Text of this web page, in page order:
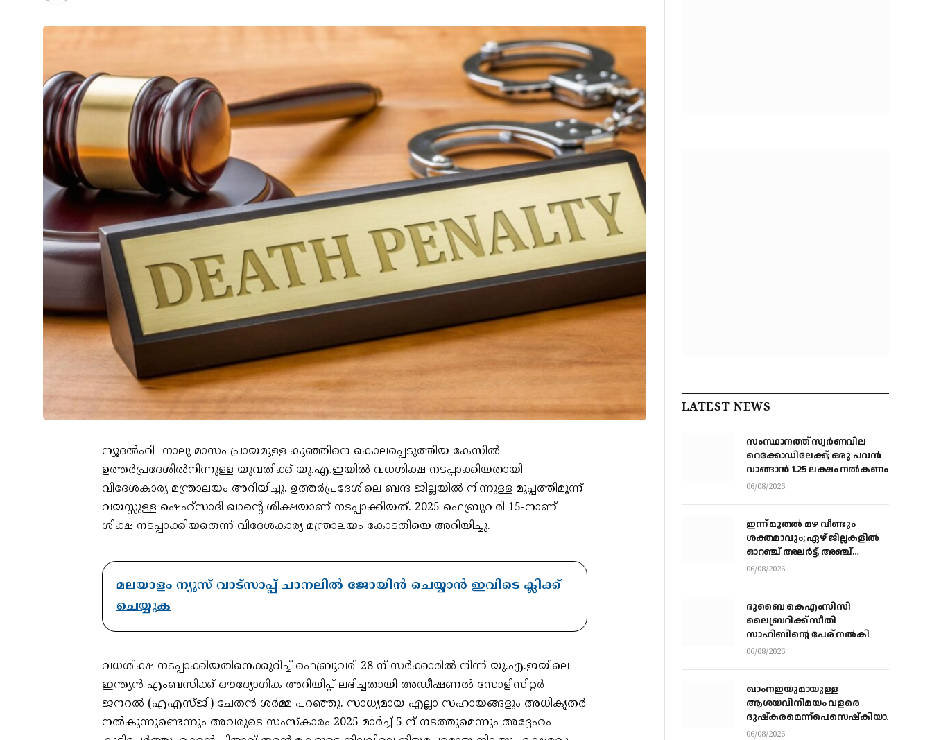
ന്യൂദൽഹി- നാലു മാസം പ്രായമുള്ള കുഞ്ഞിനെ കൊലപ്പെടുത്തിയ കേസിൽ
ഉത്തർപ്രദേശിൽനിന്നുള്ള യുവതിക്ക് യു.എ.ഇയിൽ വധശിക്ഷ നടപ്പാക്കിയതായി
വിദേശകാര്യ മന്ത്രാലയം അറിയിച്ചു. ഉത്തർപ്രദേശിലെ ബന്ദ ജില്ലയിൽ നിന്നുള്ള മുപ്പത്തിമൂന്ന്
വയസ്സുള്ള ഷെഹ്സാദി ഖാന്റെ ശിക്ഷയാണ് നടപ്പാക്കിയത്. 2025 ഫെബ്രുവരി 15-നാണ്
ശിക്ഷ നടപ്പാക്കിയതെന്ന് വിദേശകാര്യ മന്ത്രാലയം കോടതിയെ അറിയിച്ചു.
മലയാളം ന്യൂസ് വാട്സാപ്പ് ചാനലിൽ ജോയിൻ ചെയ്യാൻ ഇവിടെ ക്ലിക്ക്
ചെയ്യുക
വധശിക്ഷ നടപ്പാക്കിയതിനെക്കുറിച്ച് ഫെബ്രുവരി 28 ന് സർക്കാരിൽ നിന്ന് യു.എ.ഇയിലെ
ഇന്ത്യൻ എംബസിക്ക് ഔദ്യോഗിക അറിയിപ്പ് ലഭിച്ചതായി അഡീഷണൽ സോളിസിറ്റർ
ജനറൽ (എഎസ്ജി) ചേതൻ ശർമ്മ പറഞ്ഞു. സാധ്യമായ എല്ലാ സഹായങ്ങളും അധികൃതർ
നൽകുന്നുണ്ടെന്നും അവരുടെ സംസ്കാരം 2025 മാർച്ച് 5 ന് നടത്തുമെന്നും അദ്ദേഹം
LATEST NEWS
സംസ്ഥാനത്ത് സ്വര്‍ണവില
റെക്കോഡിലേക്ക്; ഒരു പവന്‍
വാങ്ങാന്‍ 1.25 ലക്ഷം നല്‍കണം
06/08/2026
ഇന്ന് മുതല്‍ മഴ വീണ്ടും
ശക്തമാവും; ഏഴ് ജില്ലകളില്‍
ഓറഞ്ച് അലര്‍ട്ട്, അഞ്ച്
താലൂക്കുകളില്‍ അവധി
06/08/2026
ദുബൈ കെഎംസിസി
ലൈബ്രറിക്ക് സീതി
സാഹിബിന്റെ പേര് നല്‍കി
06/08/2026
ഖാംനഇയുമായുള്ള
ആശയവിനിമയം വളരെ
ദുഷ്‌കരമെന്ന്പെസെഷ്‌കിയാന്‍,
രാജിവെക്കില്ലെന്നും പ്രസിഡന്റ്
06/08/2026